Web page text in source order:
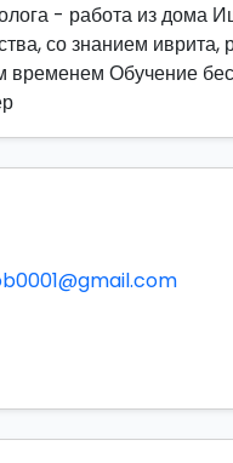
- работа из дома
со знанием иврита,
Обучение